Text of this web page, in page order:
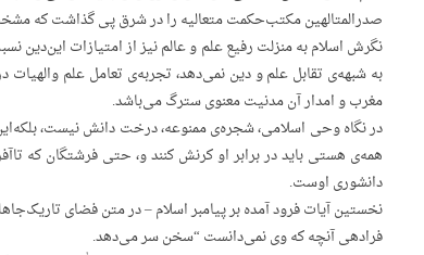
صدرالمتالهین‌ مکتب‌حکمت‌ متعالیه‌ را در شرق‌ پی‌ گذاشت‌ که‌
نگرش‌ اسلام‌ به‌ منزلت‌ رفیع‌ علم‌ و عالم‌ نیز از امتیازات‌
به‌ شبهه‌ی‌ تقابل‌ علم‌ و دین‌ نمی‌دهد، تجربه‌ی‌ تعامل‌ علم‌
مغرب‌ و امدار آن‌ مدنیت‌ معنوی‌ سترگ‌ می‌باشد.
در نگاه‌ وحی‌ اسلامی، شجره‌ی‌ ممنوعه، درخت‌ دانش‌ نیست، بلکه‌این‌
همه‌ی‌ هستی‌ باید در برابر او کرنش‌ کنند و، حتی‌ فرشتگان‌ که‌
دانشوری‌ اوست.
نخستین‌ آیات‌ فرود آمده‌ بر پیامبر اسلام‌ – در متن‌ فضای‌
فرادهی‌ آنچه‌ که‌ وی‌ نمی‌دانست‌ “سخن‌ سر می‌دهد.